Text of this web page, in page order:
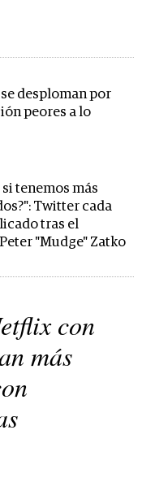
desploman por
peores a lo
tenemos más
Twitter cada
tras el
"Mudge" Zatko
con
más